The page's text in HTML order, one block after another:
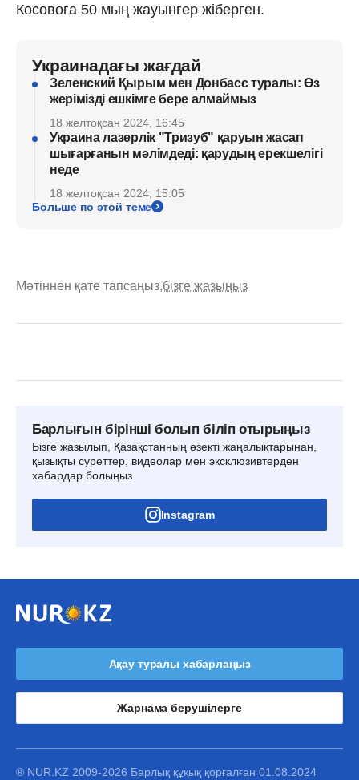
Косовоға 50 мың жауынгер жіберген.
Украинадағы жағдай
Зеленский Қырым мен Донбасс туралы: Өз
жерімізді ешкімге бере алмаймыз
18 желтоқсан 2024, 16:45
Украина лазерлік "Тризуб" қаруын жасап
шығарғанын мәлімдеді: қарудың ерекшелігі
неде
18 желтоқсан 2024, 15:05
Больше по этой теме
Мәтіннен қате тапсаңыз,бізге жазыңыз
Барлығын бірінші болып біліп отырыңыз
Бізге жазылып, Қазақстанның өзекті жаңалықтарынан,
қызықты суреттер, видеолар мен эксклюзивтерден
хабардар болыңыз.
Instagram
Ақау туралы хабарлаңыз
Жарнама берушілерге
® NUR.KZ 2009-2026 Барлық құқық қорғалған 01.08.2024